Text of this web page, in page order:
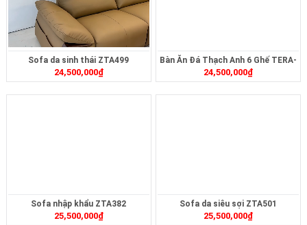
Sofa da sinh thái ZTA499
24,500,000₫
Bàn Ăn Đá Thạch Anh 6 Ghế TERA-
271
24,500,000₫
Sofa nhập khẩu ZTA382
25,500,000₫
Sofa da siêu sợi ZTA501
25,500,000₫